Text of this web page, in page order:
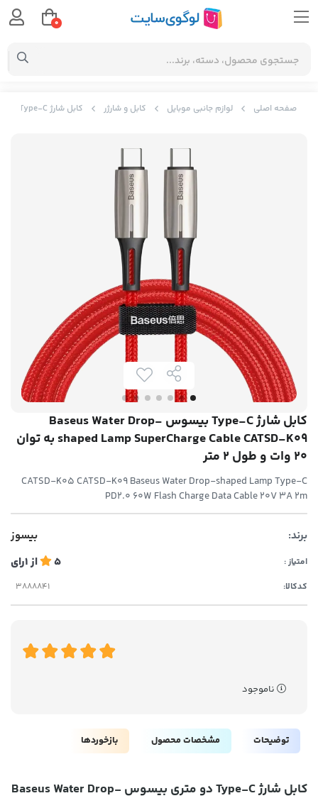
صفحه اصلی لوازم جانبی موبایل کابل و شارژر کابل شارژ Type-C بیسوس Baseus Water Drop-shaped Lamp SuperCharge Cable CATSD-K09 به توان 20 وات و طول 2 متر
کابل شارژ Type-C بیسوس Baseus Water Drop-
shaped Lamp SuperCharge Cable CATSD-K09 به توان
20 وات و طول 2 متر
CATSD-K05 CATSD-K09 Baseus Water Drop-shaped Lamp Type-C
PD2.0 60W Flash Charge Data Cable 20V 3A 2m
برند: بیسوز
امتیاز : 5 از1رای
کدکالا:
ناموجود
توضیحات مشخصات محصول بازخوردها
کابل شارژ Type-C دو متری بیسوس Baseus Water Drop-
0